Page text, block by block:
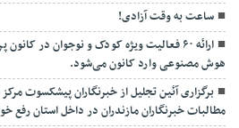
ساعت به وقت آزادی!
ارائه ۶۰ فعالیت ویژه کودک و نوجوان در
هوش مصنوعی وارد کانون می‌شود.
مطالبات خبرنگاران مازندران در داخل استان رفع